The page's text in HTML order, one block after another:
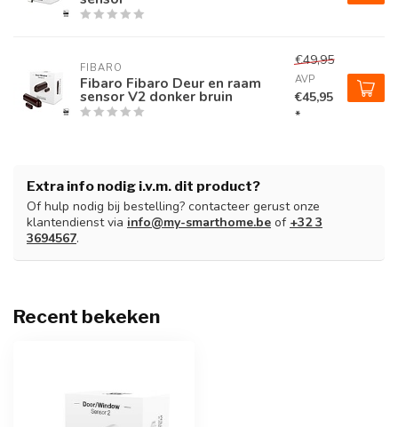
FIBARO
Fibaro Fibaro Deur en raam
sensor V2 donker bruin
€49,95
AVP
€45,95
*
Extra info nodig i.v.m. dit product?
Of hulp nodig bij bestelling? contacteer gerust onze
klantendienst via info@my-smarthome.be of +32 3
3694567.
Recent bekeken